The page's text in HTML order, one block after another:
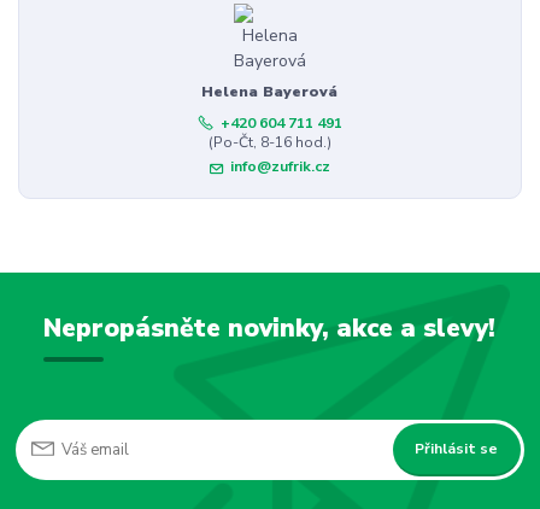
Helena Bayerová
+420 604 711 491
(Po-Čt, 8-16 hod.)
info@zufrik.cz
Nepropásněte novinky, akce a slevy!
Přihlásit se